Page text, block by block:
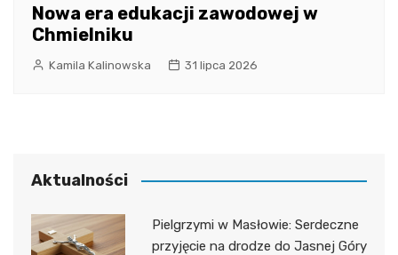
Nowa era edukacji zawodowej w
Chmielniku
Kamila Kalinowska 31 lipca 2026
Aktualności
Pielgrzymi w Masłowie: Serdeczne
przyjęcie na drodze do Jasnej Góry